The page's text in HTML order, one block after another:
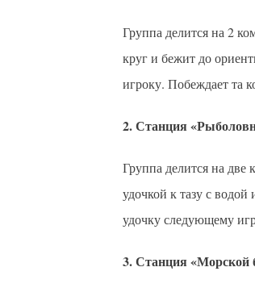
Группа делится на 2
круг и бежит до
игроку. Побеждает та
2. Станция
Группа делится на
удочкой к тазу с
удочку следующему
3. Станция «Морской